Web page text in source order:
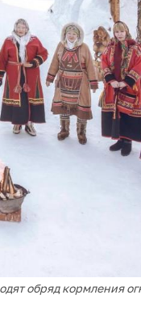
обряд кормления